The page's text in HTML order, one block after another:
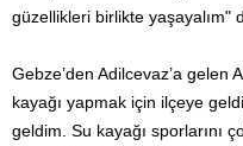
güzellikleri birlikte yaşayalım"
Gebze’den Adilcevaz’a gelen
kayağı yapmak için ilçeye
geldim. Su kayağı sporlarını